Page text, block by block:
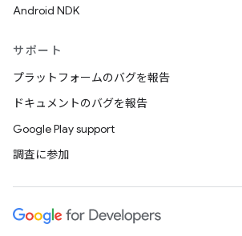
Android NDK
サポート
プラットフォームのバグを報告
ドキュメントのバグを報告
Google Play support
調査に参加